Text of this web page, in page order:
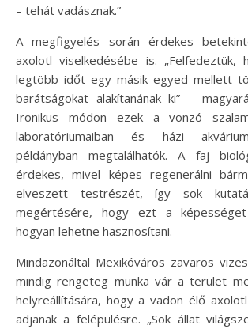
– tehát vadásznak.”
A megfigyelés során érdekes
axolotl viselkedésébe is. „Felfedeztük,
legtöbb időt egy másik egyed mellett
barátságokat alakítanának ki” –
Ironikus módon ezek a vonzó
laboratóriumaiban és házi
példányban megtalálhatók. A faj
érdekes, mivel képes regenerálni
elveszett testrészét, így sok
megértésére, hogy ezt a
hogyan lehetne hasznosítani.
Mindazonáltal Mexikóváros zavaros
mindig rengeteg munka vár a terület
helyreállítására, hogy a vadon élő
adjanak a felépülésre. „Sok állat